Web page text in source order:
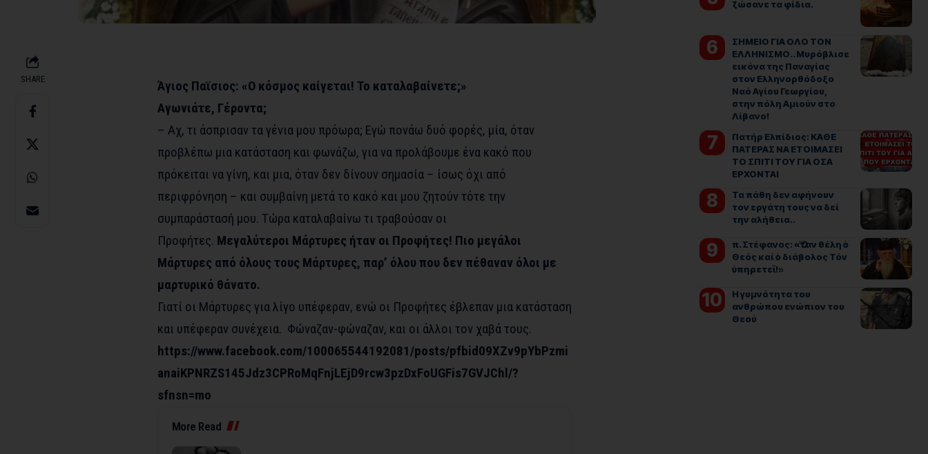
SHARE
Άγιος Παϊσιος: «Ο κόσμος καίγεται! Το καταλαβαίνετε;»
Αγωνιάτε, Γέροντα;
– Αχ, τι άσπρισαν τα γένια μου πρόωρα; Εγώ πονάω δυό φορές, μία, όταν
προβλέπω μια κατάσταση και φωνάζω, για να προλάβουμε ένα κακό που
πρόκειται να γίνη, και μια, όταν δεν δίνουν σημασία – ίσως όχι από
περιφρόνηση – και συμβαίνη μετά το κακό και μου ζητούν τότε την
συμπαράστασή μου. Τώρα καταλαβαίνω τι τραβούσαν οι
Προφήτες. Μεγαλύτεροι Μάρτυρες ήταν οι Προφήτες! Πιο μεγάλοι
Μάρτυρες από όλους τους Μάρτυρες, παρ’ όλου που δεν πέθαναν όλοι με
μαρτυρικό θάνατο.
Γιατί οι Μάρτυρες για λίγο υπέφεραν, ενώ οι Προφήτες έβλεπαν μια κατάσταση
και υπέφεραν συνέχεια. Φώναζαν-φώναζαν, και οι άλλοι τον χαβά τους.
https://www.facebook.com/100065544192081/posts/pfbid09XZv9pYbPzmi
anaiKPNRZS145Jdz3CPRoMqFnjLEjD9rcw3pzDxFoUGFis7GVJChl/?
sfnsn=mo
More Read
ζώσανε τα φίδια.
ΣΗΜΕΙΟ ΓΙΑ ΟΛΟ ΤΟΝ
ΕΛΛΗΝΙΣΜΟ.. Μυρόβλισε
εικόνα της Παναγίας
στον Ελληνορθόδοξο
Ναό Αγίου Γεωργίου,
στην πόλη Αμιούν στο
Λίβανο!
Πατήρ Ελπίδιος: ΚΑΘΕ
ΠΑΤΕΡΑΣ ΝΑ ΕΤΟΙΜΑΣΕΙ
ΤΟ ΣΠΙΤΙ ΤΟΥ ΓΙΑ ΟΣΑ
ΕΡΧΟΝΤΑΙ
Τα πάθη δεν αφήνουν
τον εργάτη τους να δεί
την αλήθεια..
π. Στέφανος: «Ὅταν θέλη ὁ
Θεός καί ὁ διάβολος Τόν
ὑπηρετεῖ!»
Η γυμνότητα του
ανθρώπου ενώπιον του
Θεού